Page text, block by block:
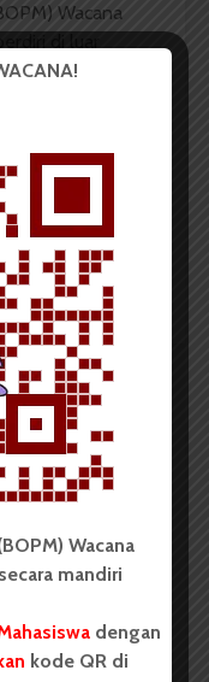
Wacana
oleh mahasiswa
Capai Target,
FK Perpanjang
Pendaftaran KPU
Inovasi
Wacana
mandiri
dengan
kode QR di